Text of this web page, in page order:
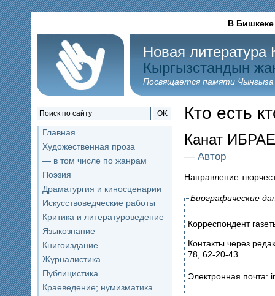
В Бишкеке
Новая литература
Кыргызстандын
Посвящается памяти
OK
Главная
Художественная проза
— в том числе по жанрам
Поэзия
Драматургия и киносценарии
Искусствоведческие работы
Критика и литературоведение
Языкознание
Книгоиздание
Журналистика
Публицистика
Краеведение; нумизматика
Кто есть
Канат
— Автор
Направление
Биографические
Корреспондент
Контакты через
78, 62-20-43
Электронная почта: